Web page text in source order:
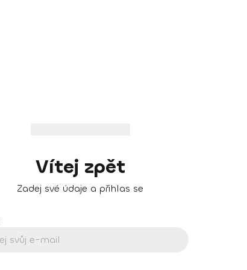
Vítej zpět
Zadej své údaje a přihlas se